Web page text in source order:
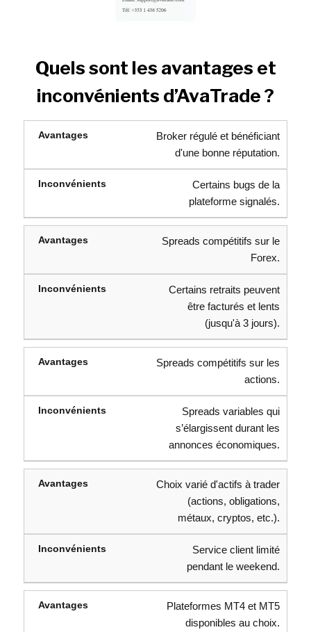
Quels sont les avantages et
inconvénients d’AvaTrade ?
Broker régulé et bénéficiant
d'une bonne réputation.
Certains bugs de la
plateforme signalés.
Spreads compétitifs sur le
Forex.
Certains retraits peuvent
être facturés et lents
(jusqu'à 3 jours).
Spreads compétitifs sur les
actions.
Spreads variables qui
s’élargissent durant les
annonces économiques.
Choix varié d'actifs à trader
(actions, obligations,
métaux, cryptos, etc.).
Service client limité
pendant le weekend.
Plateformes MT4 et MT5
disponibles au choix.